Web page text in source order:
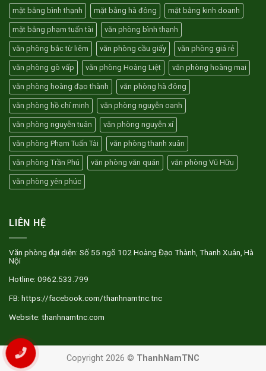
văn
phòng
Sơn
Gò
Vấp
HCM
trọn
gói
3
triệu
mặt bằng bình thạnh mặt bằng hà đông mặt bằng kinh doanh
mặt bằng phạm tuấn tài văn phòng bình thạnh
văn phòng bắc từ liêm văn phòng cầu giấy văn phòng giá rẻ
văn phòng gò vấp văn phòng Hoàng Liệt văn phòng hoàng mai
văn phòng hoàng đạo thành văn phòng hà đông
văn phòng hồ chí minh văn phòng nguyễn oanh
văn phòng nguyễn tuân văn phòng nguyễn xí
văn phòng Phạm Tuấn Tài văn phòng thanh xuân
văn phòng Trần Phú văn phòng văn quán văn phòng Vũ Hữu
văn phòng yên phúc
LIÊN HỆ
Văn phòng đại diện: Số 55 ngõ 102 Hoàng Đạo Thành, Thanh Xuân, Hà
Nội
Hotline: 0962.533.799
FB: https://facebook.com/thanhnamtnc.tnc
Website: thanhnamtnc.com
Copyright 2026 © ThanhNamTNC